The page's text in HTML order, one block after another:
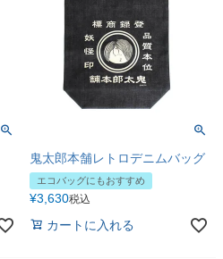
鬼太郎本舗レトロデニムバッグ
エコバッグにもおすすめ
¥3,630税込
カートに入れる